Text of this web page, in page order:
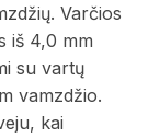
Varčios
iš 4,0 mm
su vartų
vamzdžio.
kai